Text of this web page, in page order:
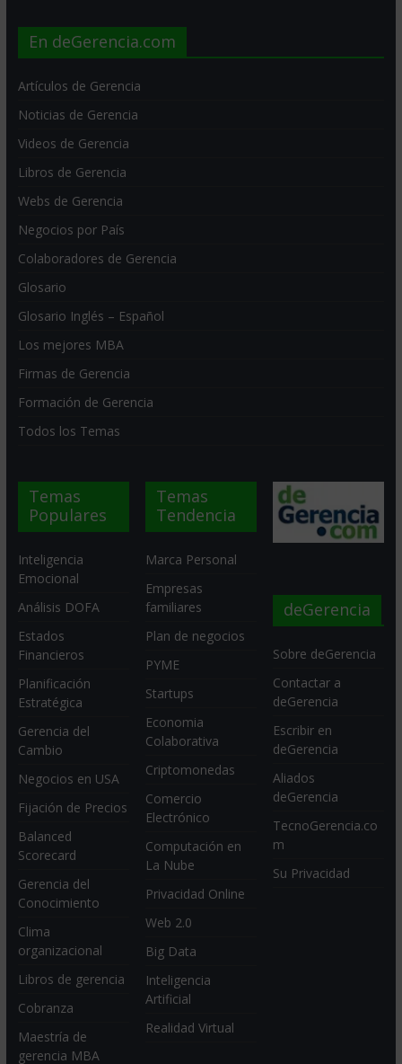
En deGerencia.com
Artículos de Gerencia
Noticias de Gerencia
Videos de Gerencia
Libros de Gerencia
Webs de Gerencia
Negocios por País
Colaboradores de Gerencia
Glosario
Glosario Inglés – Español
Los mejores MBA
Firmas de Gerencia
Formación de Gerencia
Todos los Temas
Temas
Populares
Inteligencia
Emocional
Análisis DOFA
Estados
Financieros
Planificación
Estratégica
Gerencia del
Cambio
Negocios en USA
Fijación de Precios
Balanced
Scorecard
Gerencia del
Conocimiento
Clima
organizacional
Libros de gerencia
Cobranza
Maestría de
gerencia MBA
Temas
Tendencia
Marca Personal
Empresas
familiares
Plan de negocios
PYME
Startups
Economia
Colaborativa
Criptomonedas
Comercio
Electrónico
Computación en
La Nube
Privacidad Online
Web 2.0
Big Data
Inteligencia
Artificial
Realidad Virtual
deGerencia
Sobre deGerencia
Contactar a
deGerencia
Escribir en
deGerencia
Aliados
deGerencia
TecnoGerencia.co
m
Su Privacidad